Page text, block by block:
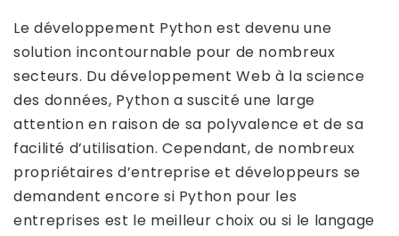
Le développement Python est devenu une
solution incontournable pour de nombreux
secteurs. Du développement Web à la science
des données, Python a suscité une large
attention en raison de sa polyvalence et de sa
facilité d’utilisation. Cependant, de nombreux
propriétaires d’entreprise et développeurs se
demandent encore si Python pour les
entreprises est le meilleur choix ou si le langage